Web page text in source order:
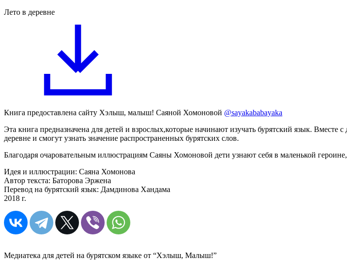
Лето в деревне
Книга предоставлена сайту Хэлыш, малыш! Саяной Хомоновой @sayakababayaka
Эта книга предназначена для детей и взрослых,которые начинают изучать бурятский язык. Вместе
деревне и смогут узнать значение распространенных бурятских слов.
Благодаря очаровательным иллюстрациям Саяны Хомоновой дети узнают себя в маленькой
Идея и иллюстрации: Саяна Хомонова
Автор текста: Баторова Эржена
Перевод на бурятский язык: Дамдинова Хандама
2018 г.
Медиатека для детей на бурятском языке от “Хэлыш, Малыш!”